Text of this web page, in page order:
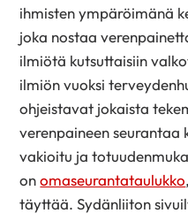
ihmisten ympäröimänä
joka nostaa
ilmiötä kutsuttaisiin
ilmiön vuoksi
ohjeistavat jokaista
verenpaineen seurantaa
vakioitu ja
onomaseurantataulukko
täyttää. Sydänliiton